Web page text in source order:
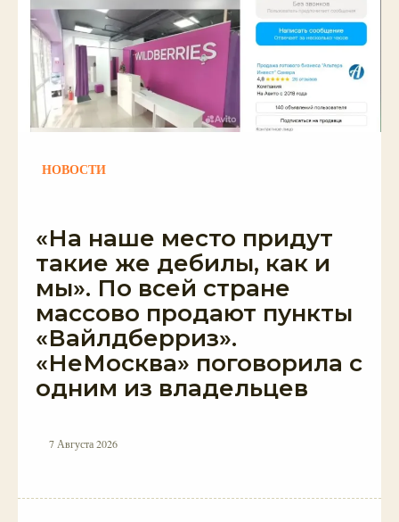
НОВОСТИ
«На наше место придут
такие же дебилы, как и
мы». По всей стране
массово продают пункты
«Вайлдберриз».
«НеМосква» поговорила с
одним из владельцев
7 Августа 2026